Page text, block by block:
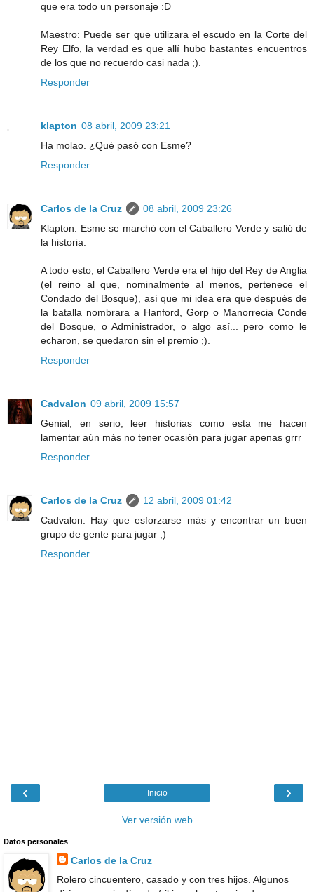
que era todo un personaje :D
Maestro: Puede ser que utilizara el escudo en la Corte del
Rey Elfo, la verdad es que allí hubo bastantes encuentros
de los que no recuerdo casi nada ;).
Responder
klapton 08 abril, 2009 23:21
Ha molao. ¿Qué pasó con Esme?
Responder
Carlos de la Cruz
08 abril, 2009 23:26
Klapton: Esme se marchó con el Caballero Verde y salió de
la historia.
A todo esto, el Caballero Verde era el hijo del Rey de Anglia
(el reino al que, nominalmente al menos, pertenece el
Condado del Bosque), así que mi idea era que después de
la batalla nombrara a Hanford, Gorp o Manorrecia Conde
del Bosque, o Administrador, o algo así... pero como le
echaron, se quedaron sin el premio ;).
Responder
Cadvalon 09 abril, 2009 15:57
Genial, en serio, leer historias como esta me hacen
lamentar aún más no tener ocasión para jugar apenas grrr
Responder
Carlos de la Cruz
12 abril, 2009 01:42
Cadvalon: Hay que esforzarse más y encontrar un buen
grupo de gente para jugar ;)
Responder
‹ ›
Inicio
Ver versión web
Datos personales
Carlos de la Cruz
Rolero cincuentero, casado y con tres hijos. Algunos